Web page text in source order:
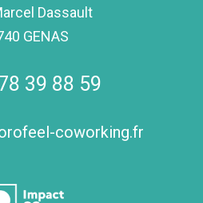
Dassault
GENAS
39 88 59
coworking.fr